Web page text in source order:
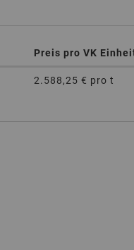
Preis pro VK
2.588,25 € pro t